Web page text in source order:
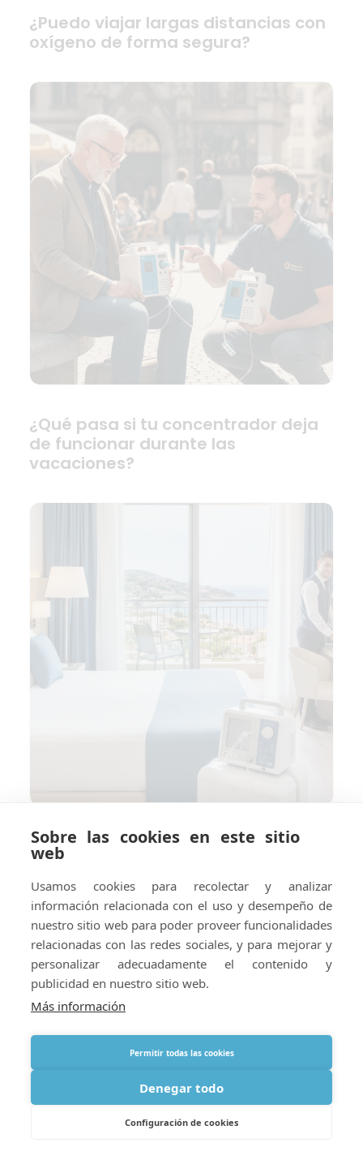
¿Puedo viajar largas distancias con
oxígeno de forma segura?
¿Qué pasa si tu concentrador deja
de funcionar durante las
vacaciones?
Cómo preparar su hotel o
alojamiento vacacional para el
suministro de oxígeno en el
extranjero
Sobre las cookies en este sitio
web
Usamos cookies para recolectar y analizar
información relacionada con el uso y desempeño de
nuestro sitio web para poder proveer funcionalidades
relacionadas con las redes sociales, y para mejorar y
personalizar adecuadamente el contenido y
publicidad en nuestro sitio web.
Más información
Permitir todas las cookies
Denegar todo
Configuración de cookies